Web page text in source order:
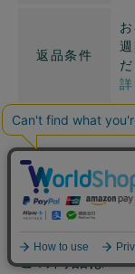
返品条件
定期購入
この商品は・